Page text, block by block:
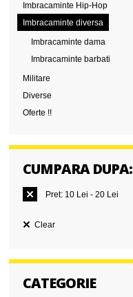
Imbracaminte Hip-Hop
Imbracaminte diversa
Imbracaminte dama
Imbracaminte barbati
Militare
Diverse
Oferte !!
CUMPARA DUPA:
Pret: 10 Lei - 20 Lei
Clear
CATEGORIE